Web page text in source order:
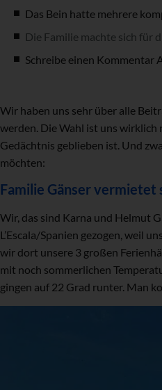
Das Bein hatte mehrere
Die Familie machte sich für
Schreibe einen Kommentar
Wir haben uns sehr über alle
werden. Die Wahl ist uns wirklich
Gedächtnis geblieben ist. Und
möchten:
Familie Gänser vermietet
Wir, das sind Karna und Helmut
L’Escala/Spanien gezogen, weil
wir dort unsere 3 großen
mit noch sommerlichen
gingen auf 22 Grad runter. Man